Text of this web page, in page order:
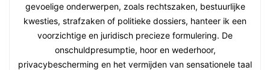
gevoelige onderwerpen, zoals rechtszaken, bestuurlijke
kwesties, strafzaken of politieke dossiers, hanteer ik een
voorzichtige en juridisch precieze formulering. De
onschuldpresumptie, hoor en wederhoor,
privacybescherming en het vermijden van sensationele taal